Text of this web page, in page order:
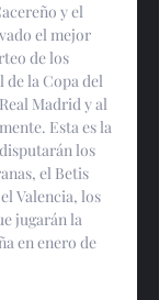
y el
el mejor
de los
de la Copa del
Madrid y al
Esta es la
los
el Betis
Valencia, los
jugarán la
en enero de